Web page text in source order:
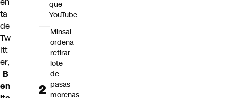
ta
de
Tw
itt
er,
B
en
que
YouTube
Minsal
ordena
retirar
lote
de
pasas
morenas